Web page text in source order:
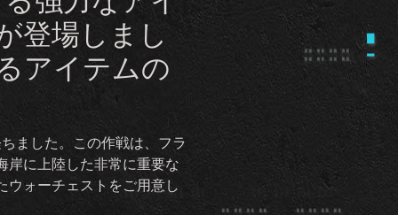
登場しまし
アイテムの
ました。この作戦は、フラ
岸に上陸した非常に重要な
ウォーチェストをご用意し